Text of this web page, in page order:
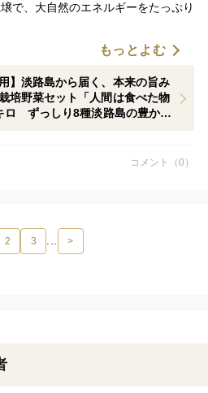
で、大自然のエネルギーをたっぷり
もっとよむ
】淡路島から届く、本来の旨み
培野菜セット「人間は食べた物
ロ ずっしり8種淡路島の豊かな
コメント（0）
2 3 ... >